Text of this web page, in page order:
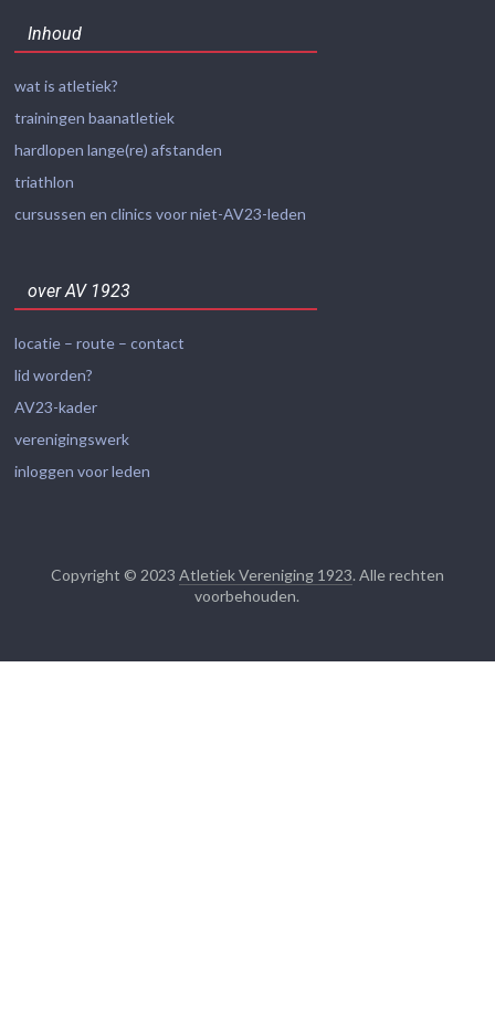
Inhoud
wat is atletiek?
trainingen baanatletiek
hardlopen lange(re) afstanden
triathlon
cursussen en clinics voor niet-AV23-leden
over AV 1923
locatie – route – contact
lid worden?
AV23-kader
verenigingswerk
inloggen voor leden
Copyright © 2023 Atletiek Vereniging 1923. Alle rechten
voorbehouden.